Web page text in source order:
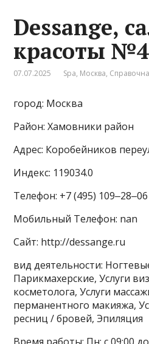
Dessange,
красоты №4
07.07.2025 Spa, Москва,
город: Москва
Район: Хамовники район
Адрес: Коробейников
Индекс: 119034.0
Телефон: +7 (495) 109‒28‒06
Мобильный Телефон: nan
Сайт: http://dessange.ru
вид деятельности:
Парикмахерские, Услуги
косметолога, Услуги
перманентного макияжа,
ресниц / бровей, Эпиляция